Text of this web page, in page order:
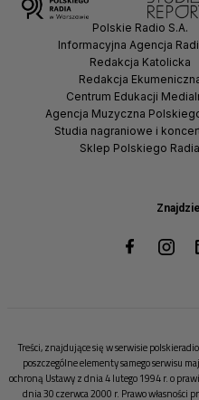
Polskie Radio S.A.
Informacyjna Agencja
Redakcja Katolicka
Redakcja
Centrum Edukacji
Agencja Muzyczna
Studia nagraniowe i
Sklep Polskiego Radia
Treści, znajdujące się w serwisie
poszczególne elementy samego serwisu
ochroną Ustawy z dnia 4 lutego 1994 r. o
dnia 30 czerwca 2000 r. Prawo własności